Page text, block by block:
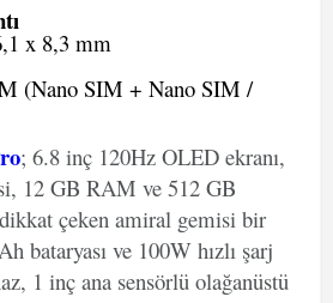
x 8,3 mm
(Nano SIM + Nano SIM /
; 6.8 inç 120Hz OLED ekranı,
12 GB RAM ve 512 GB
çeken amiral gemisi bir
bataryası ve 100W hızlı şarj
1 inç ana sensörlü olağanüstü